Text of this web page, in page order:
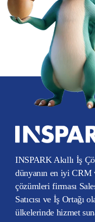
INSPARK Akıllı İş
dünyanın en iyi
çözümleri firması
Satıcısı ve İş Ortağı
ülkelerinde hizmet